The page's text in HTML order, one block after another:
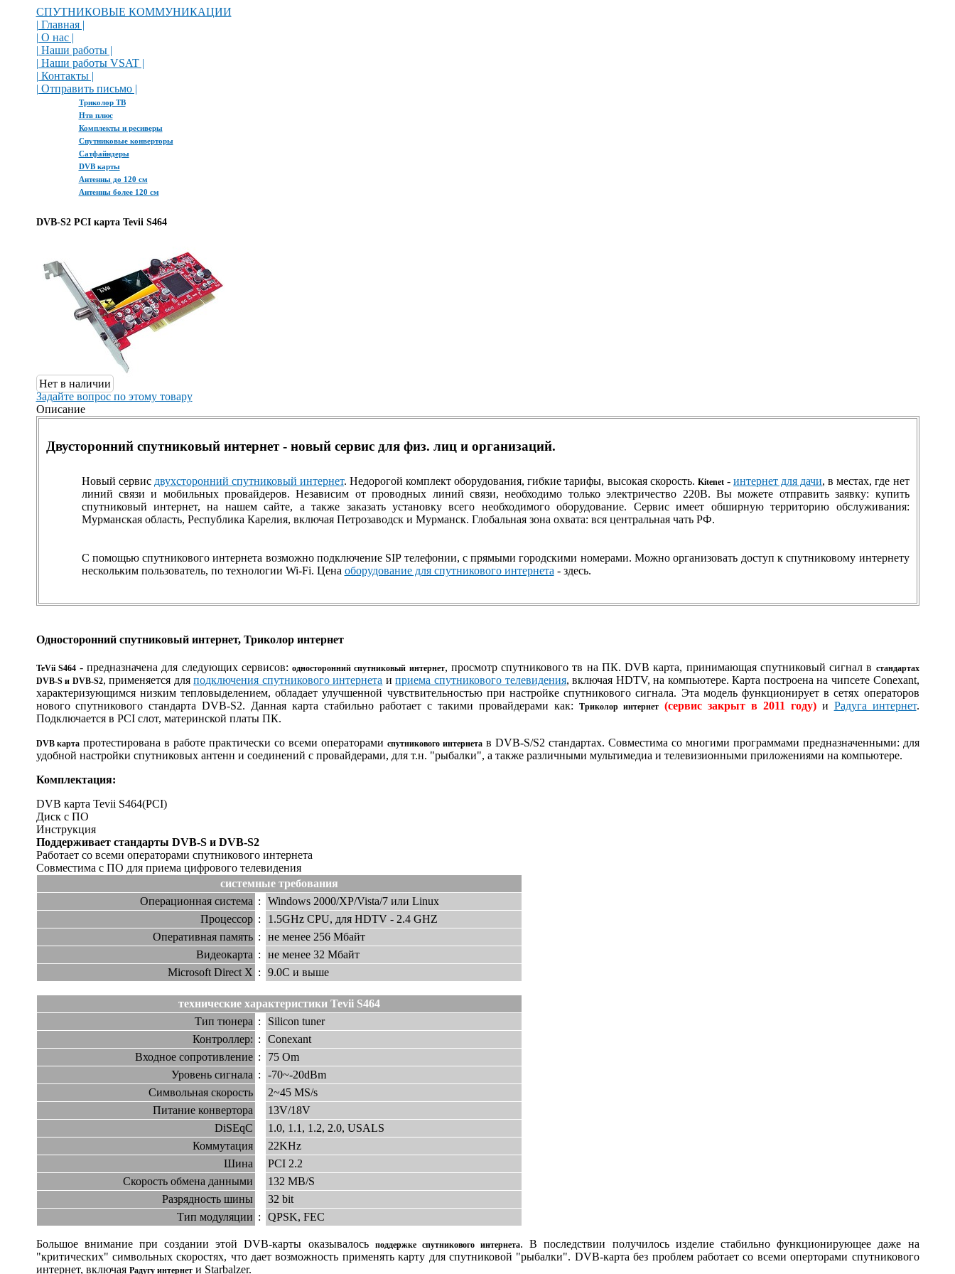
СПУТНИКОВЫЕ КОММУНИКАЦИИ
| Главная |
| О нас |
| Наши работы |
| Наши работы VSAT |
| Контакты |
| Отправить письмо |
Триколор ТВ
Нтв плюс
Комплекты и ресиверы
Спутниковые конверторы
Сатфайндеры
DVB карты
Антенны до 120 см
Антенны более 120 см
DVB-S2 PCI карта Tevii S464
Нет в наличии
Задайте вопрос по этому товару
Описание
Двусторонний спутниковый интернет - новый сервис для физ. лиц и организаций.
Новый сервис двухсторонний спутниковый интернет. Недорогой комплект оборудования, гибкие тарифы, высокая скорость. Kitenet- интернет для дачи, в местах, где нет
линий связи и мобильных провайдеров. Независим от проводных линий связи, необходимо только электричество 220В. Вы можете отправить заявку: купить
спутниковый интернет, на нашем сайте, а также заказать установку всего необходимого оборудование. Сервис имеет обширную территорию обслуживания:
Мурманская область, Республика Карелия, включая Петрозаводск и Мурманск. Глобальная зона охвата: вся центральная чать РФ.
С помощью спутникового интернета возможно подключение SIP телефонии, с прямыми городскими номерами. Можно организовать доступ к спутниковому интернету
нескольким пользователь, по технологии Wi-Fi. Цена оборудование для спутникового интернета - здесь.
Односторонний спутниковый интернет, Триколор интернет
TeVii S464- предназначена для следующих сервисов:односторонний спутниковый интернет, просмотр спутникового тв на ПК. DVB карта, принимающая спутниковый сигнал в стандартах
DVB-S и DVB-S2, применяется дляподключения спутникового интернета иприема спутникового телевидения, включая HDTV, на компьютере. Карта построена на чипсете Conexant,
характеризующимся низким тепловыделением, обладает улучшенной чувствительностью при настройке спутникового сигнала. Эта модель функционирует в сетях операторов
нового спутникового стандарта DVB-S2. Данная карта стабильно работает с такими провайдерами как:
Триколор интернет (сервис закрыт в 2011 году)и Радуга интернет.
Подключается в PCI слот, материнской платы ПК.
DVB карта протестирована в работе практически со всеми операторамиспутникового интернета в DVB-S/S2 стандартах. Совместима со многими программами предназначенными: для
удобной настройки спутниковых антенн и соединений с провайдерами, для т.н. "рыбалки", а также различными мультимедиа и телевизионными приложениями на компьютере.
Комплектация:
DVB карта Tevii S464(PCI)
Диск с ПО
Инструкция
Поддерживает стандарты DVB-S и DVB-S2
Работает со всеми операторами спутникового интернета
Совместима с ПО для приема цифрового телевидения
системные требования
Операционная система :
Windows 2000/XP/Vista/7 или Linux
Процессор :
1.5GHz CPU, для HDTV - 2.4 GHZ
Оперативная память :
не менее 256 Мбайт
Видеокарта :
не менее 32 Мбайт
Microsoft Direct X : 9.0C и выше
технические характеристики Tevii S464
Тип тюнера :
Silicon tuner
Контроллер: :
Conexant
Входное сопротивление :
75 Om
Уровень сигнала :
-70~-20dBm
Символьная скорость
2~45 MS/s
Питание конвертора
13V/18V
DiSEqC
1.0, 1.1, 1.2, 2.0, USALS
Коммутация
22KHz
Шина
PCI 2.2
Скорость обмена данными
132 MB/S
Разрядность шины
32 bit
Тип модуляции : QPSK, FEC
Большое внимание при создании этой DVB-карты оказывалось поддержке спутникового интернета. В последствии получилось изделие стабильно функционирующее даже на
"критических" символьных скоростях, что дает возможность применять карту для спутниковой "рыбалки". DVB-карта без проблем работает со всеми оперторами спутникового
интернет, включая Радугу интернети Starbalzer.